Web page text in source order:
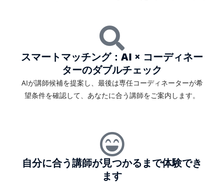
スマートマッチング：AI × コーディネー
ターのダブルチェック
AIが講師候補を提案し、最後は専任コーディネーターが希
望条件を確認して、あなたに合う講師をご案内します。
自分に合う講師が見つかるまで体験でき
ます